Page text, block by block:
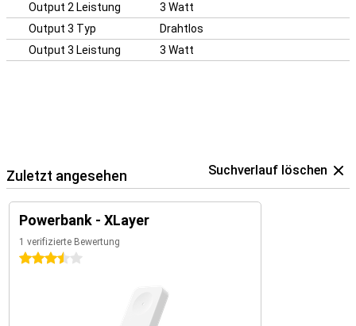
Output 2 Leistung
3 Watt
Output 3 Typ
Drahtlos
Output 3 Leistung
3 Watt
Zuletzt angesehen Suchverlauf löschen
Powerbank - XLayer
1 verifizierte Bewertung
3.5 Sterne